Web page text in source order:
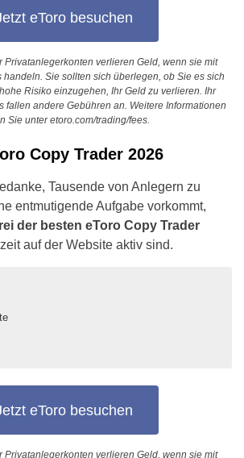
eToro besuchen
Privatanlegerkonten verlieren Geld, wenn sie mit
handeln. Sie sollten sich überlegen, ob Sie es sich
Risiko einzugehen, Ihr Geld zu verlieren. Ihr
fallen andere Gebühren an. Weitere Informationen
Sie unter etoro.com/trading/fees.
Copy Trader 2026
Tausende von Anlegern zu
entmutigende Aufgabe vorkommt,
der besten eToro Copy Trader
auf der Website aktiv sind.
eToro besuchen
Privatanlegerkonten verlieren Geld, wenn sie mit